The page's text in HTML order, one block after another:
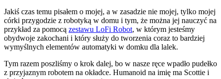
Jakiś czas temu pisałem o mojej, a w zasadzie nie mojej, tylko mojej
córki przygodzie z robotyką w domu i tym, że można jej nauczyć na
przykład za pomocą zestawu LoFi Robot, w którym jesteśmy
obydwoje zakochani i który służy do tworzenia coraz to bardziej
wymyślnych elementów automatyki w domku dla lalek.
Tym razem poszliśmy o krok dalej, bo w nasze ręce wpadło pudełko
z przyjaznym robotem na okładce. Humanoid na imię ma Scottie i